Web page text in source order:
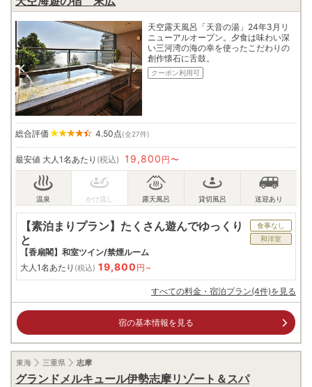
天空露天風呂「天音の湯」24年3月リ
ニューアルオープン。夕食は味わい深
い三河湾の海の幸を使ったこだわりの
創作懐石に舌鼓。
クーポン利用可
総合評価 4.50点(全27件)
最安値 大人1名あたり (税込) 19,800 円〜
【素泊まりプラン】たくさん遊んでゆっくり
と
【香扇閣】和室ツイン/禁煙ルーム
食事なし
和洋室
大人1名あたり (税込) 19,800 円~
すべての料金・宿泊プラン(4件)を見る
宿の基本情報を見る
東海 三重県 志摩
グランドメルキュール伊勢志摩リゾート＆スパ